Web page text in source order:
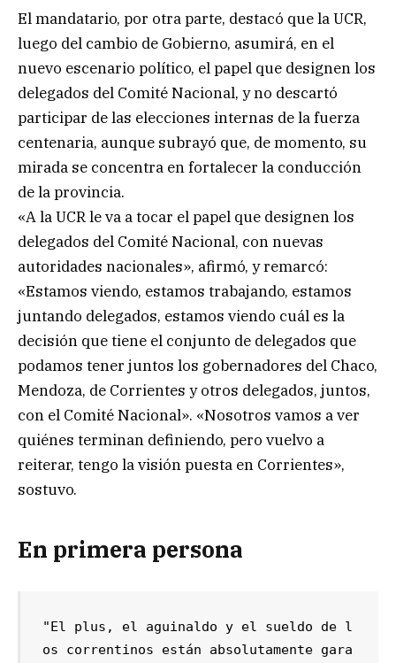
El mandatario, por otra parte, destacó que la UCR,
luego del cambio de Gobierno, asumirá, en el
nuevo escenario político, el papel que designen los
delegados del Comité Nacional, y no descartó
participar de las elecciones internas de la fuerza
centenaria, aunque subrayó que, de momento, su
mirada se concentra en fortalecer la conducción
de la provincia.
«A la UCR le va a tocar el papel que designen los
delegados del Comité Nacional, con nuevas
autoridades nacionales», afirmó, y remarcó:
«Estamos viendo, estamos trabajando, estamos
juntando delegados, estamos viendo cuál es la
decisión que tiene el conjunto de delegados que
podamos tener juntos los gobernadores del Chaco,
Mendoza, de Corrientes y otros delegados, juntos,
con el Comité Nacional». «Nosotros vamos a ver
quiénes terminan definiendo, pero vuelvo a
reiterar, tengo la visión puesta en Corrientes»,
sostuvo.
En primera persona
"El plus, el aguinaldo y el sueldo de l
os correntinos están absolutamente gara